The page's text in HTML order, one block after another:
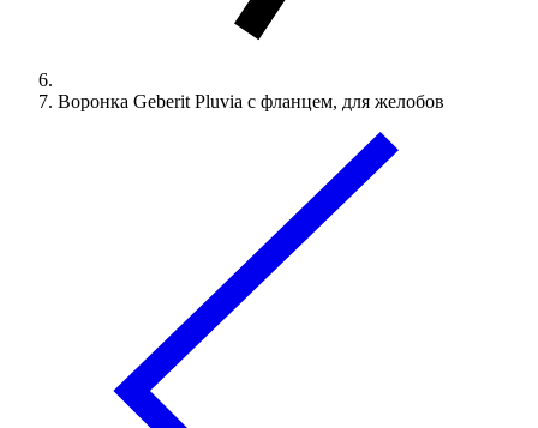
Воронка Geberit Pluvia с фланцем, для желобов